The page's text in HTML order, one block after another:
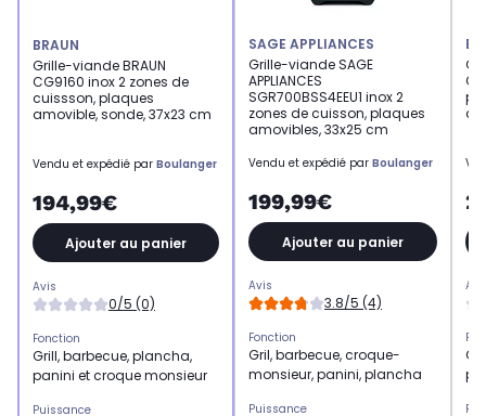
BRAUN
Grille-viande BRAUN
CG9160 inox 2 zones de
cuissson, plaques
amovible, sonde, 37x23 cm
Vendu et expédié par Boulanger
194,99€
Ajouter au panier
Avis
0/5 (0)
Fonction
Grill, barbecue, plancha,
panini et croque monsieur
Puissance
SAGE APPLIANCES
Grille-viande SAGE
APPLIANCES
SGR700BSS4EEU1 inox 2
zones de cuisson, plaques
amovibles, 33x25 cm
Vendu et expédié par Boulanger
199,99€
Ajouter au panier
Avis
3.8/5 (4)
Fonction
Gril, barbecue, croque-
monsieur, panini, plancha
Puissance